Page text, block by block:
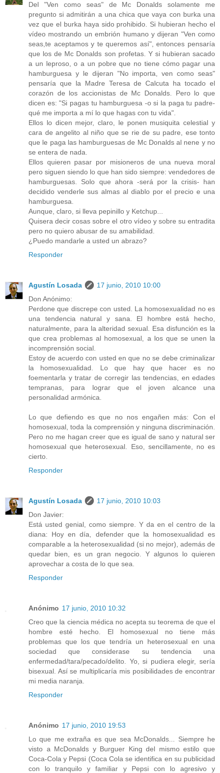
Del "Ven como seas" de Mc Donalds solamente me
pregunto si admitirán a una chica que vaya con burka una
vez que el burka haya sido prohibido. Si hubieran hecho el
vídeo mostrando un embrión humano y dijeran "Ven como
seas,te aceptamos y te queremos así", entonces pensaría
que los de Mc Donalds son profetas. Y si hubieran sacado
a un leproso, o a un pobre que no tiene cómo pagar una
hamburguesa y le dijeran "No importa, ven como seas"
pensaría que la Madre Teresa de Calcuta ha tocado el
corazón de los accionistas de Mc Donalds. Pero lo que
dicen es: "Si pagas tu hamburguesa -o si la paga tu padre-
qué me importa a mí lo que hagas con tu vida".
Ellos lo dicen mejor, claro, le ponen musiquita celestial y
cara de angelito al niño que se rie de su padre, ese tonto
que le paga las hamburguesas de Mc Donalds al nene y no
se entera de nada.
Ellos quieren pasar por misioneros de una nueva moral
pero siguen siendo lo que han sido siempre: vendedores de
hamburguesas. Solo que ahora -será por la crisis- han
decidido venderle sus almas al diablo por el precio e una
hamburguesa.
Aunque, claro, si lleva pepinillo y Ketchup...
Quisera decir cosas sobre el otro vídeo y sobre su entradita
pero no quiero abusar de su amabilidad.
¿Puedo mandarle a usted un abrazo?
Responder
Agustín Losada
17 junio, 2010 10:00
Don Anónimo:
Perdone que discrepe con usted. La homosexualidad no es
una tendencia natural y sana. El hombre está hecho,
naturalmente, para la alteridad sexual. Esa disfunción es la
que crea problemas al homosexual, a los que se unen la
incomprensión social.
Estoy de acuerdo con usted en que no se debe criminalizar
la homosexualidad. Lo que hay que hacer es no
foementarla y tratar de corregir las tendencias, en edades
tempranas, para lograr que el joven alcance una
personalidad armónica.
Lo que defiendo es que no nos engañen más: Con el
homosexual, toda la comprensión y ninguna discriminación.
Pero no me hagan creer que es igual de sano y natural ser
homosexual que heterosexual. Eso, sencillamente, no es
cierto.
Responder
Agustín Losada
17 junio, 2010 10:03
Don Javier:
Está usted genial, como siempre. Y da en el centro de la
diana: Hoy en día, defender que la homosexualidad es
comparable a la heterosexualidad (si no mejor), además de
quedar bien, es un gran negocio. Y algunos lo quieren
aprovechar a costa de lo que sea.
Responder
Anónimo 17 junio, 2010 10:32
Creo que la ciencia médica no acepta su teorema de que el
hombre esté hecho. El homosexual no tiene más
problemas que los que tendría un heterosexual en una
sociedad que considerase su tendencia una
enfermedad/tara/pecado/delito. Yo, si pudiera elegir, sería
bisexual. Así se multiplicaría mis posibilidades de encontrar
mi media naranja.
Responder
Anónimo 17 junio, 2010 19:53
Lo que me extraña es que sea McDonalds... Siempre he
visto a McDonalds y Burguer King del mismo estilo que
Coca-Cola y Pepsi (Coca Cola se identifica en su publicidad
con lo tranquilo y familiar y Pepsi con lo agresivo y